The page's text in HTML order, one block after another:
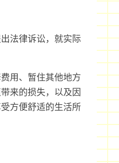
法律诉讼，就实际
用、暂住其他地方
来的损失，以及因
方便舒适的生活所